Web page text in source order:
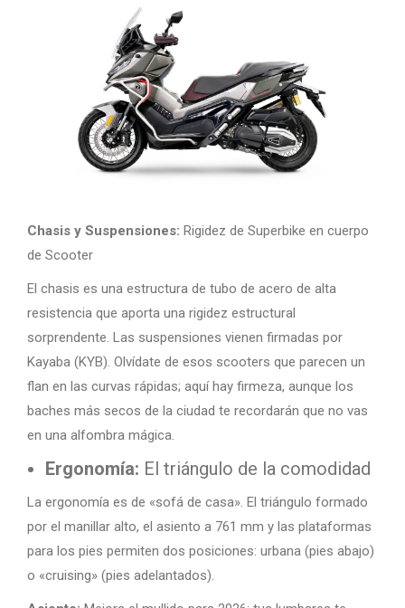
Chasis y Suspensiones: Rigidez de Superbike en cuerpo
de Scooter
El chasis es una estructura de tubo de acero de alta
resistencia que aporta una rigidez estructural
sorprendente. Las suspensiones vienen firmadas por
Kayaba (KYB). Olvídate de esos scooters que parecen un
flan en las curvas rápidas; aquí hay firmeza, aunque los
baches más secos de la ciudad te recordarán que no vas
en una alfombra mágica.
Ergonomía: El triángulo de la comodidad
La ergonomía es de «sofá de casa». El triángulo formado
por el manillar alto, el asiento a 761 mm y las plataformas
para los pies permiten dos posiciones: urbana (pies abajo)
o «cruising» (pies adelantados).